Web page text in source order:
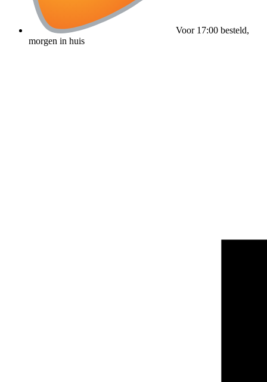
Voor 17:00 besteld,
morgen in huis